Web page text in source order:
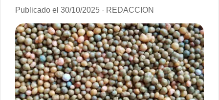
Publicado el 30/10/2025 · REDACCION